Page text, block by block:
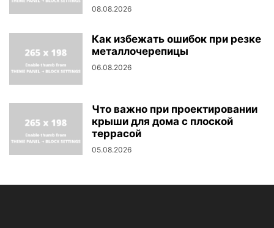
08.08.2026
Как избежать ошибок при резке
металлочерепицы
06.08.2026
Что важно при проектировании
крыши для дома с плоской
террасой
05.08.2026